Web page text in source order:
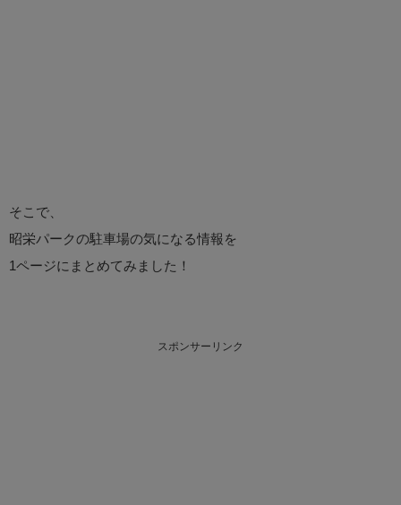
そこで、
昭栄パークの駐車場の気になる情報を
1ページにまとめてみました！
スポンサーリンク